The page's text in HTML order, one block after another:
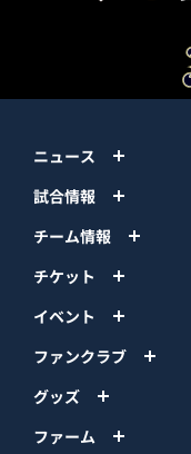
ニュース
試合情報
チーム情報
チケット
イベント
ファンクラブ
グッズ
ファーム